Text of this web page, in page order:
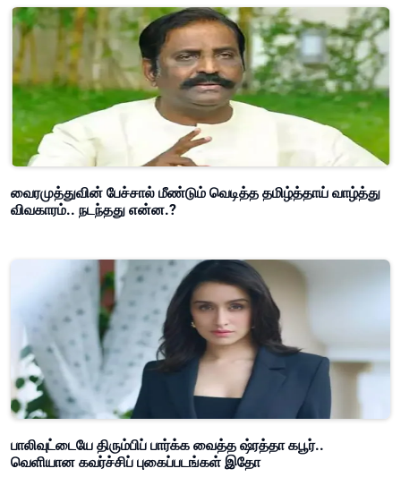
வைரமுத்துவின் பேச்சால் மீண்டும் வெடித்த தமிழ்த்தாய் வாழ்த்து
விவகாரம்.. நடந்தது என்ன.?
பாலிவுட்டையே திரும்பிப் பார்க்க வைத்த ஷ்ரத்தா கபூர்..
வெளியான கவர்ச்சிப் புகைப்படங்கள் இதோ